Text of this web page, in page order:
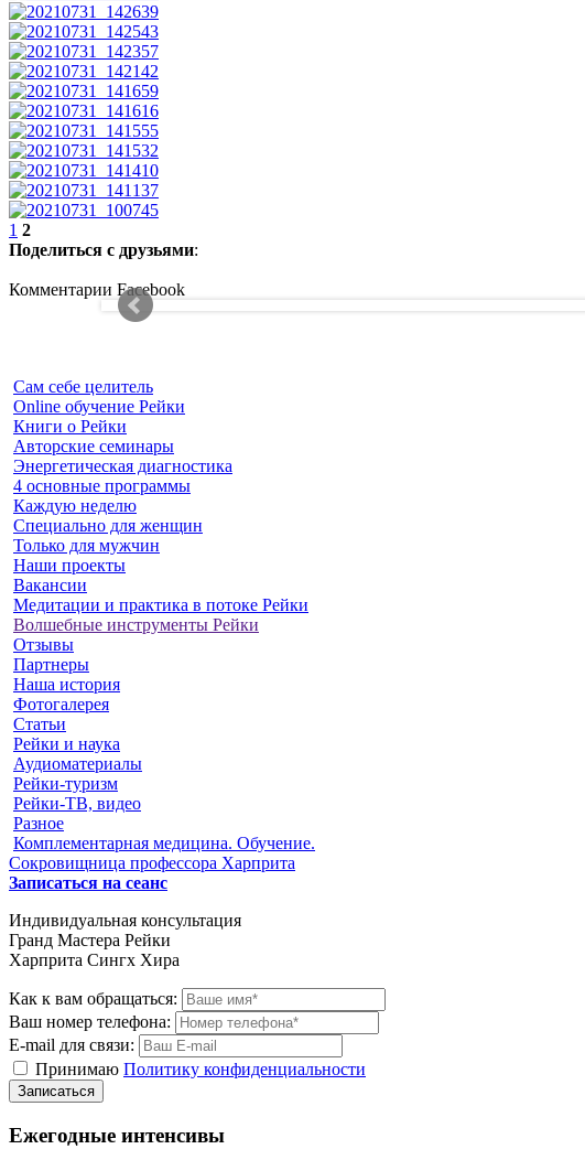
1 2
Поделиться с друзьями:
Комментарии Facebook
Сам себе целитель
Online обучение Рейки
Книги о Рейки
Авторские семинары
Энергетическая диагностика
4 основные программы
Каждую неделю
Специально для женщин
Только для мужчин
Наши проекты
Вакансии
Медитации и практика в потоке Рейки
Волшебные инструменты Рейки
Отзывы
Партнеры
Наша история
Фотогалерея
Статьи
Рейки и наука
Аудиоматериалы
Рейки-туризм
Рейки-ТВ, видео
Разное
Комплементарная медицина. Обучение.
Сокровищница профессора Харприта
Записаться на сеанс
Индивидуальная консультация
Гранд Мастера Рейки
Харприта Сингх Хира
Как к вам обращаться:
Ваш номер телефона:
E-mail для связи:
Принимаю Политику конфиденциальности
Ежегодные интенсивы